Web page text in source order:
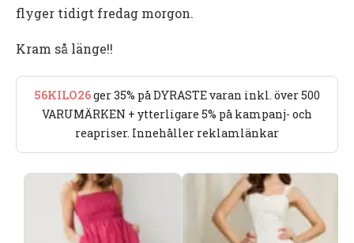
flyger tidigt fredag morgon.
Kram så länge!!
56KILO26ger 35% på DYRASTE varan inkl. över 500
VARUMÄRKEN + ytterligare 5% på kampanj- och
reapriser. Innehåller reklamlänkar